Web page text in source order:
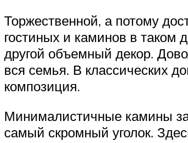
Торжественной, а потому
гостиных и каминов в таком
другой объемный декор.
вся семья. В классических
композиция.
Минималистичные камины
самый скромный уголок.